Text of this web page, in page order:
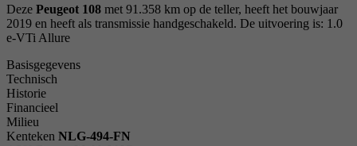
Deze Peugeot 108 met 91.358 km op de teller, heeft het bouwjaar
2019 en heeft als transmissie handgeschakeld. De uitvoering is: 1.0
e-VTi Allure
Basisgegevens
Technisch
Historie
Financieel
Milieu
Kenteken NLG-494-FN